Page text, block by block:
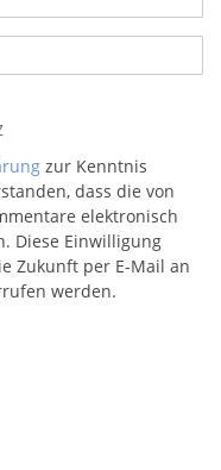
zur Kenntnis
dass die von
elektronisch
Diese Einwilligung
Zukunft per E-Mail an
werden.